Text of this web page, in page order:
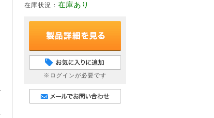
在庫状況： 在庫あり
※ログインが必要です